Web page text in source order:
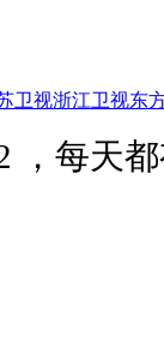
卫视浙江卫视东
，每天